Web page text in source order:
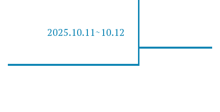
2025.10.11~10.12